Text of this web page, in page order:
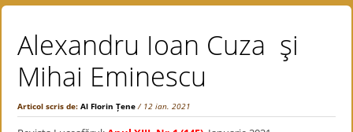
Alexandru Ioan Cuza şi
Mihai Eminescu
Articol scris de:Al Florin Țene / 12 ian. 2021